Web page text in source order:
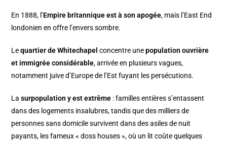
En 1888, l’Empire britannique est à son apogée, mais l’East End
londonien en offre l’envers sombre.
Lequartier de Whitechapel concentre unepopulation ouvrière
et immigrée considérable, arrivée en plusieurs vagues,
notamment juive d’Europe de l’Est fuyant les persécutions.
Lasurpopulation y est extrême : familles entières s’entassent
dans des logements insalubres, tandis que des milliers de
personnes sans domicile survivent dans des asiles de nuit
payants, les fameux « doss houses », où un lit coûte quelques